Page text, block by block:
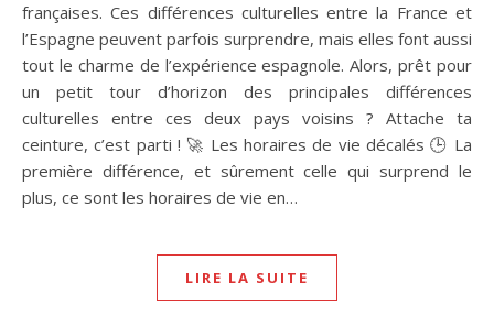
françaises. Ces différences culturelles entre la France et
l’Espagne peuvent parfois surprendre, mais elles font aussi
tout le charme de l’expérience espagnole. Alors, prêt pour
un petit tour d’horizon des principales différences
culturelles entre ces deux pays voisins ? Attache ta
ceinture, c’est parti ! 🚀 Les horaires de vie décalés 🕒 La
première différence, et sûrement celle qui surprend le
plus, ce sont les horaires de vie en…
LIRE LA SUITE